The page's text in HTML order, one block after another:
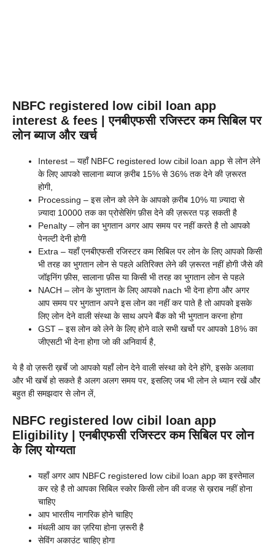
NBFC registered low cibil loan app
interest & fees | एनबीएफसी रजिस्टर कम सिबिल पर
लोन ब्याज और खर्च
Interest – यहाँ NBFC registered low cibil loan app से लोन लेने
के लिए आपको सालाना ब्याज क़रीब 15% से 36% तक देने की ज़रूरत
होगी,
Processing – इस लोन को लेने के आपको क़रीब 10% या ज़्यादा से
ज़्यादा 10000 तक का प्रोसेसिंग फ़ीस देने की ज़रूरत पड़ सकती है
Penalty – लोन का भुगतान अगर आप समय पर नहीं करते है तो आपको
पेनल्टी देनी होगी
Extra – यहाँ एनबीएफसी रजिस्टर कम सिबिल पर लोन के लिए आपको किसी
भी तरह का भुगतान लोन से पहले अतिरिक्त लेने की ज़रूरत नहीं होगी जैसे की
जॉइनिंग फ़ीस, सालाना फ़ीस या किसी भी तरह का भुगतान लोन से पहले
NACH – लोन के भुगतान के लिए आपको nach भी देना होगा और अगर
आप समय पर भुगतान अपने इस लोन का नहीं कर पाते है तो आपको इसके
लिए लोन देने वाली संस्था के साथ अपने बैंक को भी भुगतान करना होगा
GST – इस लोन को लेने के लिए होने वाले सभी खर्चो पर आपको 18% का
जीएसटी भी देना होगा जो की अनिवार्य है,
ये है वो ज़रूरी ख़र्चे जो आपको यहाँ लोन देने वाली संस्था को देने होंगे, इसके अलावा
और भी खर्चे हो सकते है अलग अलग समय पर, इसलिए जब भी लोन ले ध्यान रखें और
बहुत ही समझदार से लोन लें,
NBFC registered low cibil loan app
Eligibility | एनबीएफसी रजिस्टर कम सिबिल पर लोन
के लिए योग्यता
यहाँ अगर आप NBFC registered low cibil loan app का इस्तेमाल
कर रहे है तो आपका सिबिल स्कोर किसी लोन की वजह से ख़राब नहीं होना
चाहिए
आप भारतीय नागरिक होने चाहिए
मंथली आय का ज़रिया होना ज़रूरी है
सेविंग अकाउंट चाहिए होगा